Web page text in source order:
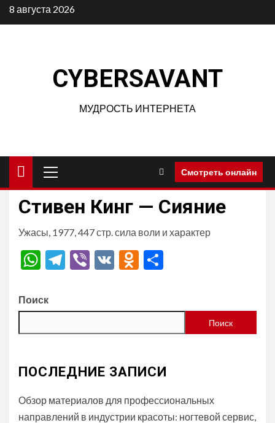
Перейти
к
8 августа 2026
CYBERSAVANT
МУДРОСТЬ ИНТЕРНЕТА
меню
Смотреть онлайн
Стивен Кинг — Сияние
Ужасы, 1977, 447 стр. сила воли и характер
WhatsApp
Telegram
Viber
VK Odnoklassniki
Поиск
Поиск
ПОСЛЕДНИЕ ЗАПИСИ
Обзор материалов для профессиональных
направлений в индустрии красоты: ногтевой сервис,